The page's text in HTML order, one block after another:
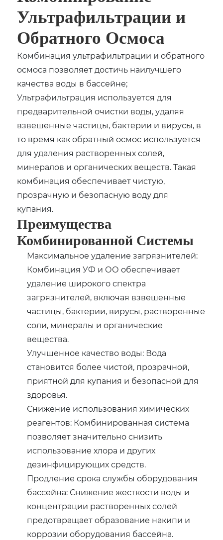
Ультрафильтрации и
Обратного Осмоса
Комбинация ультрафильтрации и обратного
осмоса позволяет достичь наилучшего
качества воды в бассейне;
Ультрафильтрация используется для
предварительной очистки воды, удаляя
взвешенные частицы, бактерии и вирусы, в
то время как обратный осмос используется
для удаления растворенных солей,
минералов и органических веществ. Такая
комбинация обеспечивает чистую,
прозрачную и безопасную воду для
купания.
Преимущества
Комбинированной Системы
Максимальное удаление загрязнителей:
Комбинация УФ и ОО обеспечивает
удаление широкого спектра
загрязнителей, включая взвешенные
частицы, бактерии, вирусы, растворенные
соли, минералы и органические
вещества.
Улучшенное качество воды: Вода
становится более чистой, прозрачной,
приятной для купания и безопасной для
здоровья.
Снижение использования химических
реагентов: Комбинированная система
позволяет значительно снизить
использование хлора и других
дезинфицирующих средств.
Продление срока службы оборудования
бассейна: Снижение жесткости воды и
концентрации растворенных солей
предотвращает образование накипи и
коррозии оборудования бассейна.